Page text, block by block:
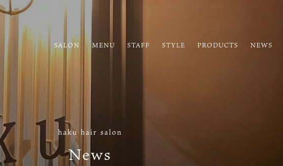
haku hair salon
News
SALON MENU STAFF STYLE PRODUCTS NEWS